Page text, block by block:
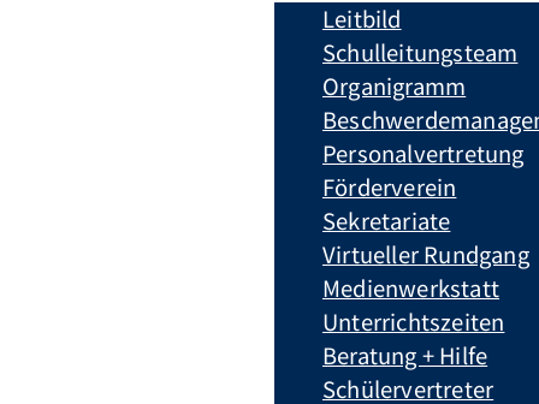
Leitbild
Schulleitungsteam
Organigramm
Personalvertretung
Förderverein
Sekretariate
Virtueller Rundgang
Medienwerkstatt
Unterrichtszeiten
Beratung + Hilfe
Schülervertreter